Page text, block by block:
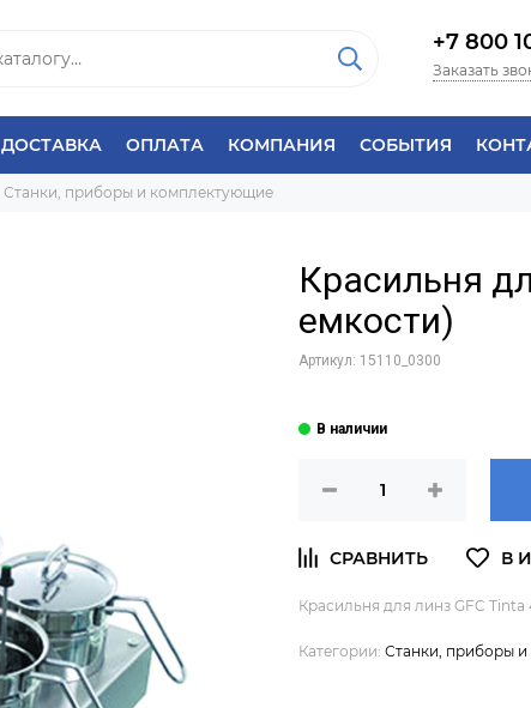
+7 800
Заказать
ДОСТАВКА ОПЛАТА КОМПАНИЯ СОБЫТИЯ
Станки, приборы и комплектующие
Красильня
емкости)
Артикул: 15110_0300
Красильня для линз GFC Tinta
Категории: Станки, приборы